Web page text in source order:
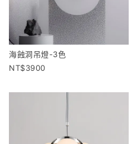
海蝕洞吊燈-3色
3900